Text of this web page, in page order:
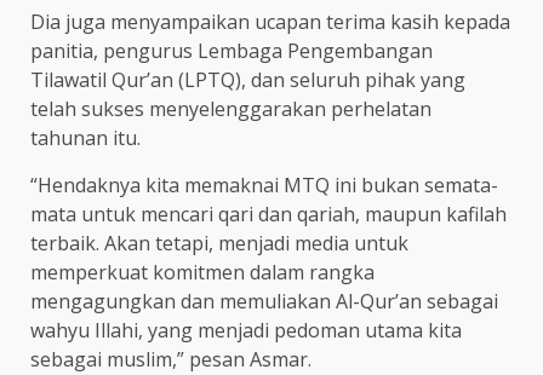
Dia juga menyampaikan ucapan terima kasih kepada
panitia, pengurus Lembaga Pengembangan
Tilawatil Qur’an (LPTQ), dan seluruh pihak yang
telah sukses menyelenggarakan perhelatan
tahunan itu.
“Hendaknya kita memaknai MTQ ini bukan semata-
mata untuk mencari qari dan qariah, maupun kafilah
terbaik. Akan tetapi, menjadi media untuk
memperkuat komitmen dalam rangka
mengagungkan dan memuliakan Al-Qur’an sebagai
wahyu Illahi, yang menjadi pedoman utama kita
sebagai muslim,” pesan Asmar.